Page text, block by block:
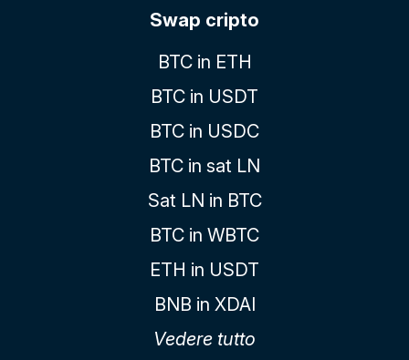
Swap cripto
BTC in ETH
BTC in USDT
BTC in USDC
BTC in sat LN
Sat LN in BTC
BTC in WBTC
ETH in USDT
BNB in XDAI
Vedere tutto